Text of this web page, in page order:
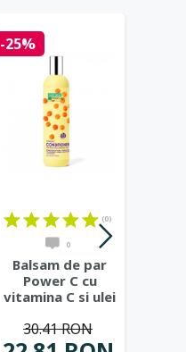
-25%
(0)
0
Balsam de par
Power C cu
vitamina C si ulei
400ml...
30.41 RON